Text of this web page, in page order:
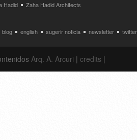
Hadid Zaha Hadid Architects
blog english sugerir noticia newsletter twitter
Arq. A. Arcuri | credits |